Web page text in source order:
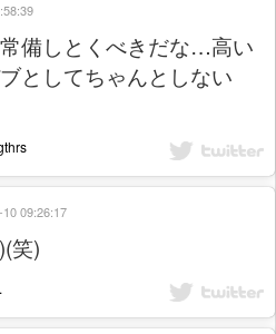
備しとくべきだな…高い
としてちゃんとしない
笑)
09:26:17